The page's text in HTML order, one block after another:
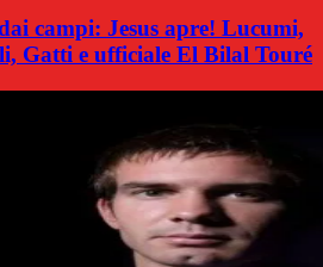
campi: Jesus apre! Lucumi,
Gatti e ufficiale El Bilal Touré